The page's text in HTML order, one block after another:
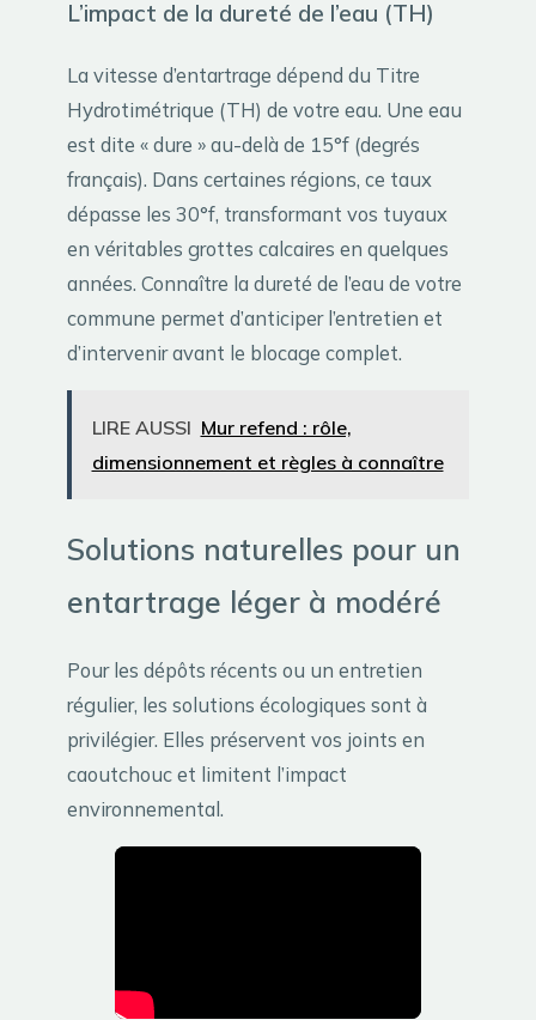
L’impact de la dureté de l’eau (TH)
La vitesse d’entartrage dépend du Titre
Hydrotimétrique (TH) de votre eau. Une eau
est dite « dure » au-delà de 15°f (degrés
français). Dans certaines régions, ce taux
dépasse les 30°f, transformant vos tuyaux
en véritables grottes calcaires en quelques
années. Connaître la dureté de l’eau de votre
commune permet d’anticiper l’entretien et
d’intervenir avant le blocage complet.
LIRE AUSSI Mur refend : rôle,
dimensionnement et règles à connaître
Solutions naturelles pour un
entartrage léger à modéré
Pour les dépôts récents ou un entretien
régulier, les solutions écologiques sont à
privilégier. Elles préservent vos joints en
caoutchouc et limitent l’impact
environnemental.